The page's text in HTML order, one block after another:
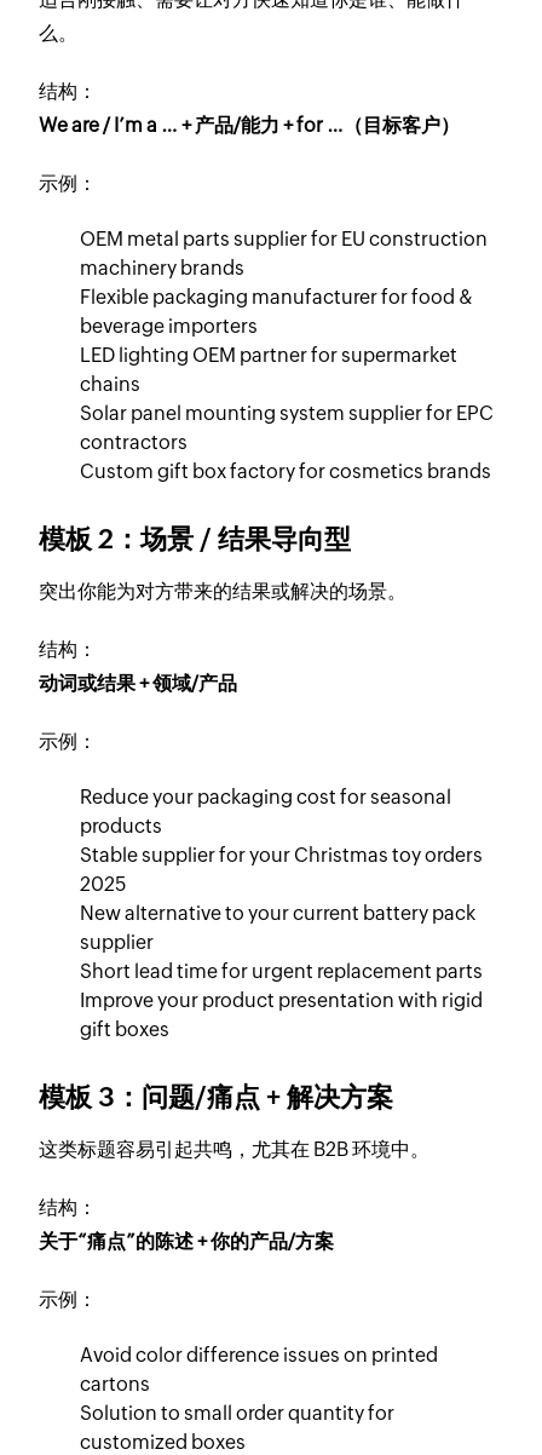
么。
结构：
We are / I’m a … + 产品/能力 + for …（目标客户）
示例：
OEM metal parts supplier for EU construction
machinery brands
Flexible packaging manufacturer for food &
beverage importers
LED lighting OEM partner for supermarket
chains
Solar panel mounting system supplier for EPC
contractors
Custom gift box factory for cosmetics brands
模板 2：场景 / 结果导向型
突出你能为对方带来的结果或解决的场景。
结构：
动词或结果 + 领域/产品
示例：
Reduce your packaging cost for seasonal
products
Stable supplier for your Christmas toy orders
2025
New alternative to your current battery pack
supplier
Short lead time for urgent replacement parts
Improve your product presentation with rigid
gift boxes
模板 3：问题/痛点 + 解决方案
这类标题容易引起共鸣，尤其在 B2B 环境中。
结构：
关于“痛点”的陈述 + 你的产品/方案
示例：
Avoid color difference issues on printed
cartons
Solution to small order quantity for
customized boxes